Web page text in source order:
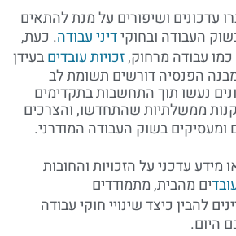
עדכונים ושיפורים על מנת להתאים
העבודה ובחוקידיני עבודה. כעת,
עבודה מרחוק,זכויות עובדיםבעידן
הפנסיה דורשים תשומת לב
נעשו תוך התחשבות בתקדימים
ממשלתיות שהתחדשו, והצרכים
ומעסיקים בשוק העבודה המודרני.
עדכני על הזכויות והחובות
ים מהבית, מתמודדים
להבין כיצד שינויי חוקי עבודה
היום.